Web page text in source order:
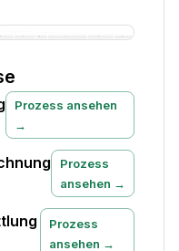
Prozess ansehen
→
Prozess
ansehen →
Prozess
ansehen →